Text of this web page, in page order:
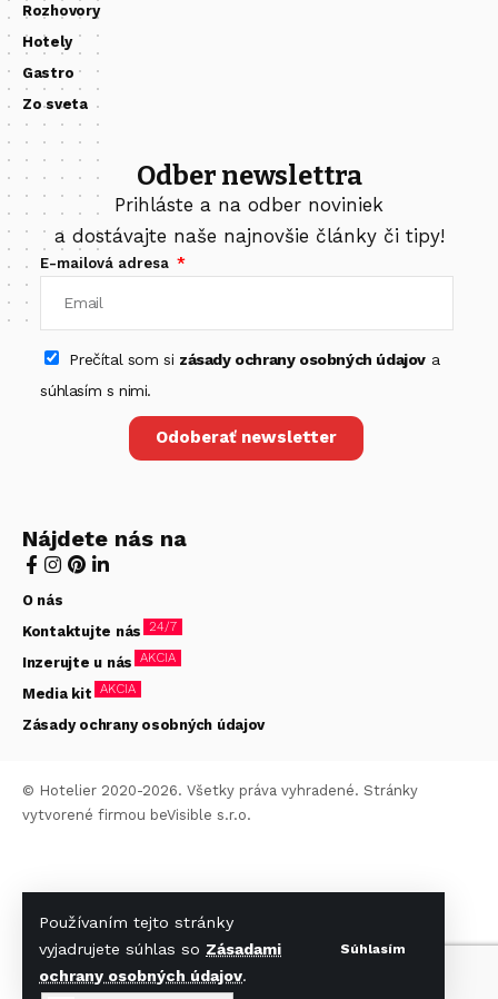
Používaním tejto stránky
vyjadrujete súhlas so Zásadami
ochrany osobných údajov.
Súhlasím
Rozhovory
Hotely
Gastro
Zo sveta
Odber newslettra
Prihláste a na odber noviniek
a dostávajte naše najnovšie články či tipy!
E-mailová adresa
Prečítal som si zásady ochrany osobných údajova
súhlasím s nimi.
Odoberať newsletter
Nájdete nás na
O nás
Kontaktujte nás 24/7
Inzerujte u nás AKCIA
Media kit AKCIA
Zásady ochrany osobných údajov
© Hotelier 2020-2026. Všetky práva vyhradené. Stránky
vytvorené firmou beVisible s.r.o.